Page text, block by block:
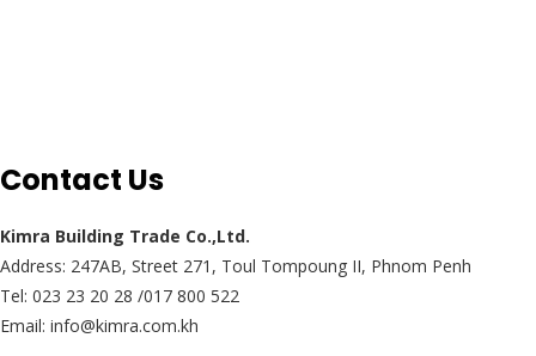
Contact Us
Kimra Building Trade Co.,Ltd.
Address: 247AB, Street 271, Toul Tompoung II, Phnom Penh
Tel: 023 23 20 28 /017 800 522
Email: info@kimra.com.kh